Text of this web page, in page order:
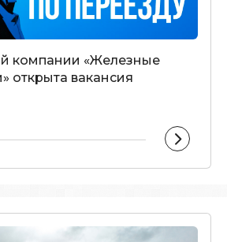
компании «Железные
открыта вакансия